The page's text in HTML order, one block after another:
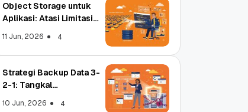
Object Storage untuk
Aplikasi: Atasi Limitasi
11 Jun, 2026 4
Strategi Backup Data 3-
2-1: Tangkal
10 Jun, 2026 4